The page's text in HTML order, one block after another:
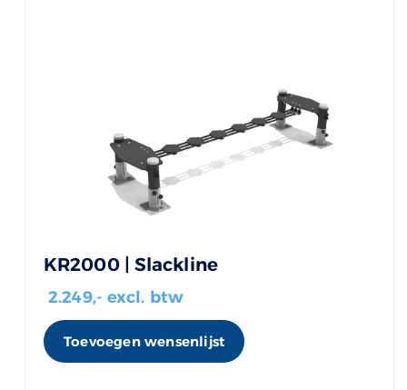
KR2000 | Slackline
2.249,- excl. btw
Toevoegen wensenlijst